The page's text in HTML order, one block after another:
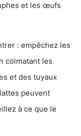
et les œufs
: empêchez les
colmatant les
et des tuyaux
peuvent
à ce que le